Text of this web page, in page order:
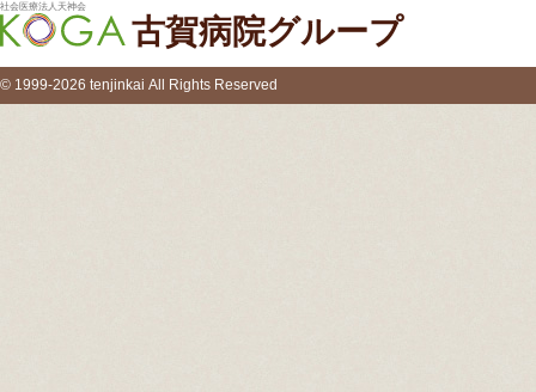
社会医療法人天神会
古賀病院グループ
© 1999-2026 tenjinkai All Rights Reserved